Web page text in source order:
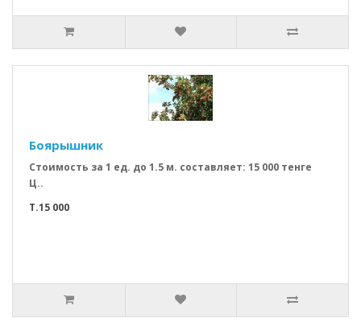
Боярышник
Стоимость за 1 ед. до 1.5 м. составляет: 15 000 тенге
Ц..
T.15 000